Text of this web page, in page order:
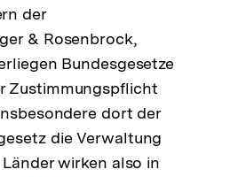
der
& Rosenbrock,
Bundesgesetze
Zustimmungspflicht
dort der
die Verwaltung
wirken also in